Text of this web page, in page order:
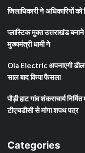
जिलाधिकारी ने अधिकारियों
प्लास्टिक मुक्त उत्तराखंड बनाने
मुख्यमंत्री धामी ने
Ola Electric अपनाएगी
साल बाद किया फैसला
पौड़ी हाट गांव शंकराचार्य
टीएचडीसी से मांगा शपथ पत्र
Categories